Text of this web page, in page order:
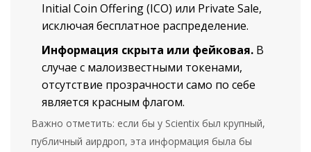
Initial Coin Offering (ICO) или Private Sale,
исключая бесплатное распределение.
Информация скрыта или фейковая. В
случае с малоизвестными токенами,
отсутствие прозрачности само по себе
является красным флагом.
Важно отметить: если бы у Scientix был крупный,
публичный аирдроп, эта информация была бы